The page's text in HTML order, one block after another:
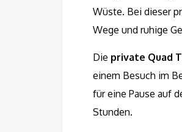
Wüste. Bei dieser
Wege und ruhige
Die private Quad
einem Besuch im
für eine Pause auf
Stunden.